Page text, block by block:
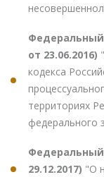
Федеральный
от 23.06.2016)
кодекса
территориях
федерального
Федеральный
29.12.2017) "О